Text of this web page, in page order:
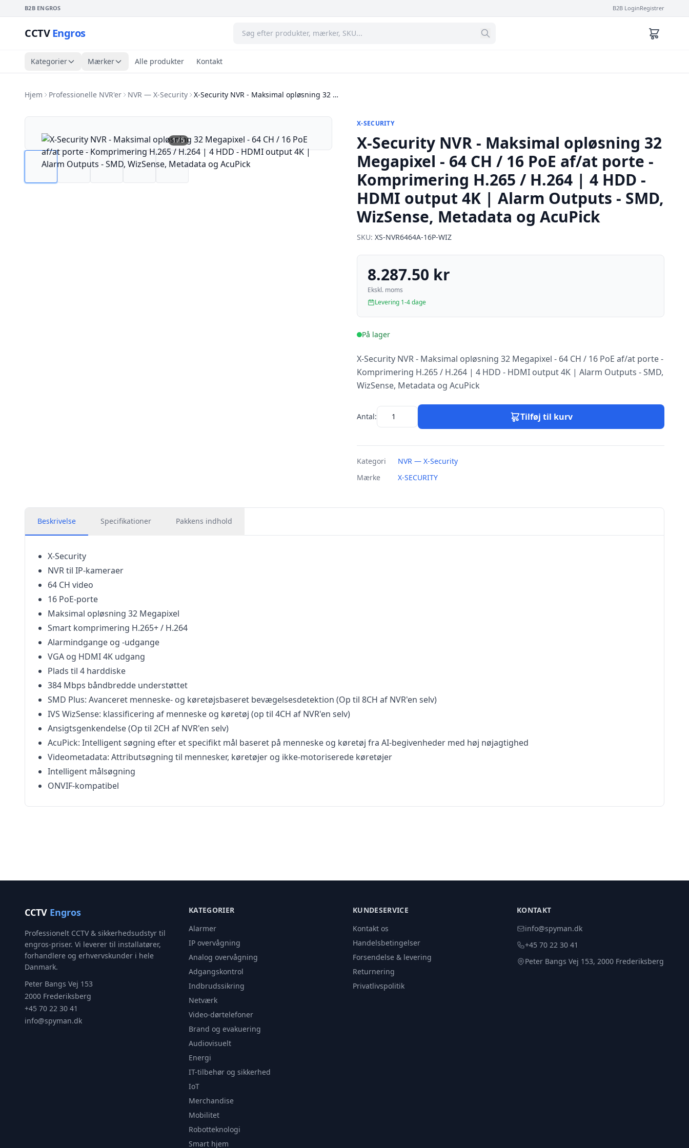
B2B ENGROS B2B LoginRegistrer
CCTVEngros
Kategorier Mærker Alle produkter Kontakt
Hjem Professionelle NVR'er NVR — X-Security X-Security NVR - Maksimal opløsning 32 …
1/5
X-SECURITY
X-Security NVR - Maksimal opløsning 32
Megapixel - 64 CH / 16 PoE af/at porte -
Komprimering H.265 / H.264 | 4 HDD -
HDMI output 4K | Alarm Outputs - SMD,
WizSense, Metadata og AcuPick
SKU: XS-NVR6464A-16P-WIZ
8.287.50 kr
Ekskl. moms
Levering 1-4 dage
På lager
X-Security NVR - Maksimal opløsning 32 Megapixel - 64 CH / 16 PoE af/at porte -
Komprimering H.265 / H.264 | 4 HDD - HDMI output 4K | Alarm Outputs - SMD,
WizSense, Metadata og AcuPick
Antal: Tilføj til kurv
Kategori
NVR — X-Security
Mærke
X-SECURITY
Beskrivelse Specifikationer Pakkens indhold
X-Security
NVR til IP-kameraer
64 CH video
16 PoE-porte
Maksimal opløsning 32 Megapixel
Smart komprimering H.265+ / H.264
Alarmindgange og -udgange
VGA og HDMI 4K udgang
Plads til 4 harddiske
384 Mbps båndbredde understøttet
SMD Plus: Avanceret menneske- og køretøjsbaseret bevægelsesdetektion (Op til 8CH af NVR'en selv)
IVS WizSense: klassificering af menneske og køretøj (op til 4CH af NVR'en selv)
Ansigtsgenkendelse (Op til 2CH af NVR'en selv)
AcuPick: Intelligent søgning efter et specifikt mål baseret på menneske og køretøj fra AI-begivenheder med høj nøjagtighed
Videometadata: Attributsøgning til mennesker, køretøjer og ikke-motoriserede køretøjer
Intelligent målsøgning
ONVIF-kompatibel
CCTV Engros
Professionelt CCTV & sikkerhedsudstyr til
engros-priser. Vi leverer til installatører,
forhandlere og erhvervskunder i hele
Danmark.
Peter Bangs Vej 153
2000 Frederiksberg
+45 70 22 30 41
info@spyman.dk
KATEGORIER
Alarmer
IP overvågning
Analog overvågning
Adgangskontrol
Indbrudssikring
Netværk
Video-dørtelefoner
Brand og evakuering
Audiovisuelt
Energi
IT-tilbehør og sikkerhed
IoT
Merchandise
Mobilitet
Robotteknologi
Smart hjem
KUNDESERVICE
Kontakt os
Handelsbetingelser
Forsendelse & levering
Returnering
Privatlivspolitik
KONTAKT
info@spyman.dk
+45 70 22 30 41
Peter Bangs Vej 153, 2000 Frederiksberg